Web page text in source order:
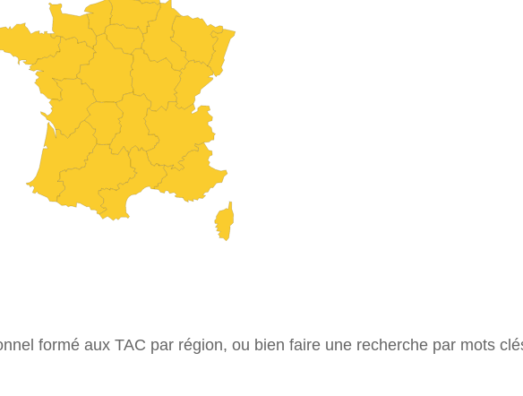
formé aux TAC par région, ou bien faire une recherche par mots